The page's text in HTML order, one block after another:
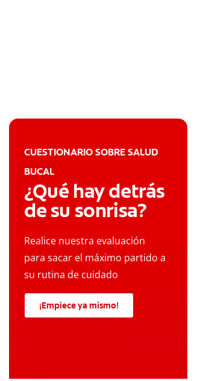
CUESTIONARIO SOBRE SALUD
BUCAL
¿Qué hay detrás
de su sonrisa?
Realice nuestra evaluación
para sacar el máximo partido a
su rutina de cuidado
¡Empiece ya mismo!